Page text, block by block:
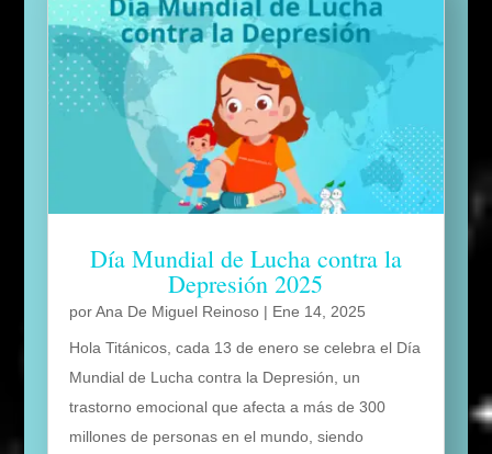
Día Mundial de Lucha contra la
Depresión 2025
porAna De Miguel Reinoso| Ene 14, 2025
Hola Titánicos, cada 13 de enero se celebra el Día
Mundial de Lucha contra la Depresión, un
trastorno emocional que afecta a más de 300
millones de personas en el mundo, siendo